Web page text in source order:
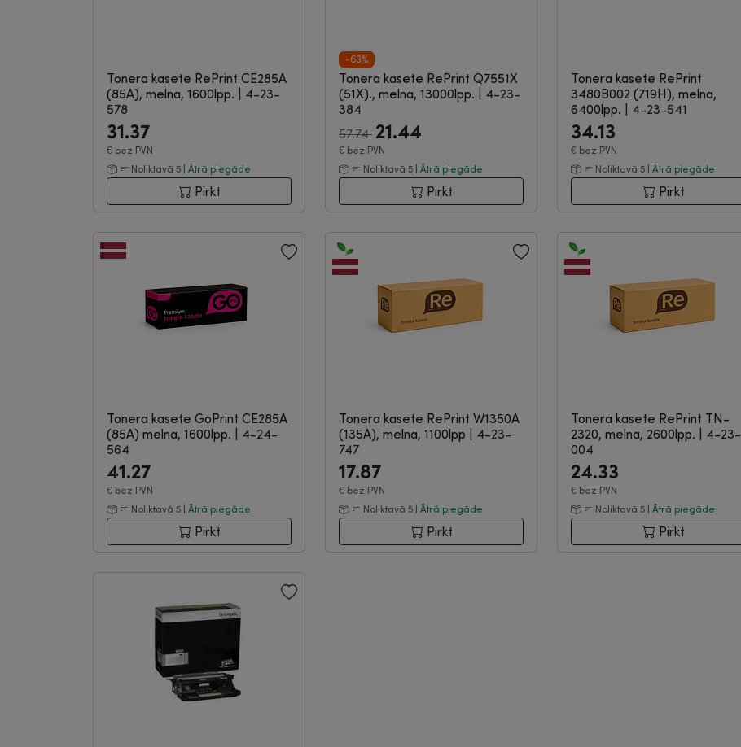
Tonera kasete RePrint CE285A
(85A), melna, 1600lpp.
4-23-
578
31.37
€ bez PVN
Noliktavā 5 | Ātrā piegāde
Pirkt
-63%
Tonera kasete RePrint Q7551X
(51X)., melna, 13000lpp.
4-23-
384
57.74 21.44
€ bez PVN
Noliktavā 5 | Ātrā piegāde
Pirkt
Tonera kasete RePrint
3480B002 (719H), melna,
6400lpp.
4-23-541
34.13
€ bez PVN
Noliktavā 5 | Ātrā piegāde
Pirkt
Tonera kasete GoPrint CE285A
(85A) melna, 1600lpp.
4-24-
564
41.27
€ bez PVN
Noliktavā 5 | Ātrā piegāde
Pirkt
Tonera kasete RePrint W1350A
(135A), melna, 1100lpp
4-23-
747
17.87
€ bez PVN
Noliktavā 5 | Ātrā piegāde
Pirkt
Tonera kasete RePrint TN-
2320, melna, 2600lpp.
4-23-
004
24.33
€ bez PVN
Noliktavā 5 | Ātrā piegāde
Pirkt